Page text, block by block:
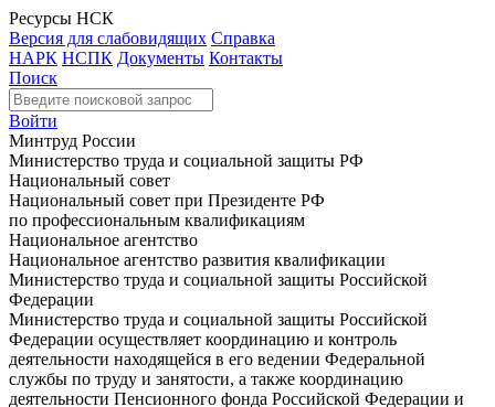
Ресурсы НСК
Версия для слабовидящих Справка
НАРК НСПК Документы Контакты
Поиск
Войти
Минтруд России
Министерство труда и социальной защиты РФ
Национальный совет
Национальный совет при Президенте РФ
по профессиональным квалификациям
Национальное агентство
Национальное агентство развития квалификации
Министерство труда и социальной защиты Российской
Федерации
Министерство труда и социальной защиты Российской
Федерации осуществляет координацию и контроль
деятельности находящейся в его ведении Федеральной
службы по труду и занятости, а также координацию
деятельности Пенсионного фонда Российской Федерации и